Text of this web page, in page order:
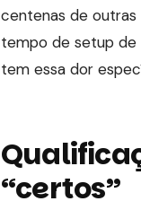
centenas de outras
tempo de setup de
tem essa dor
“certos”